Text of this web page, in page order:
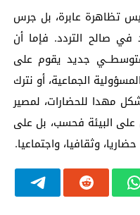
الساحل المتوسطي 2025 ليس تظاهرة عابرة، بل جرس
في صالح التردد. فإما أن
جديد يقوم على
الجماعية، أو نترك
مهدا للحضارات، لمصير
على البيئة فحسب، بل على
وثقافيا، واجتماعيا.